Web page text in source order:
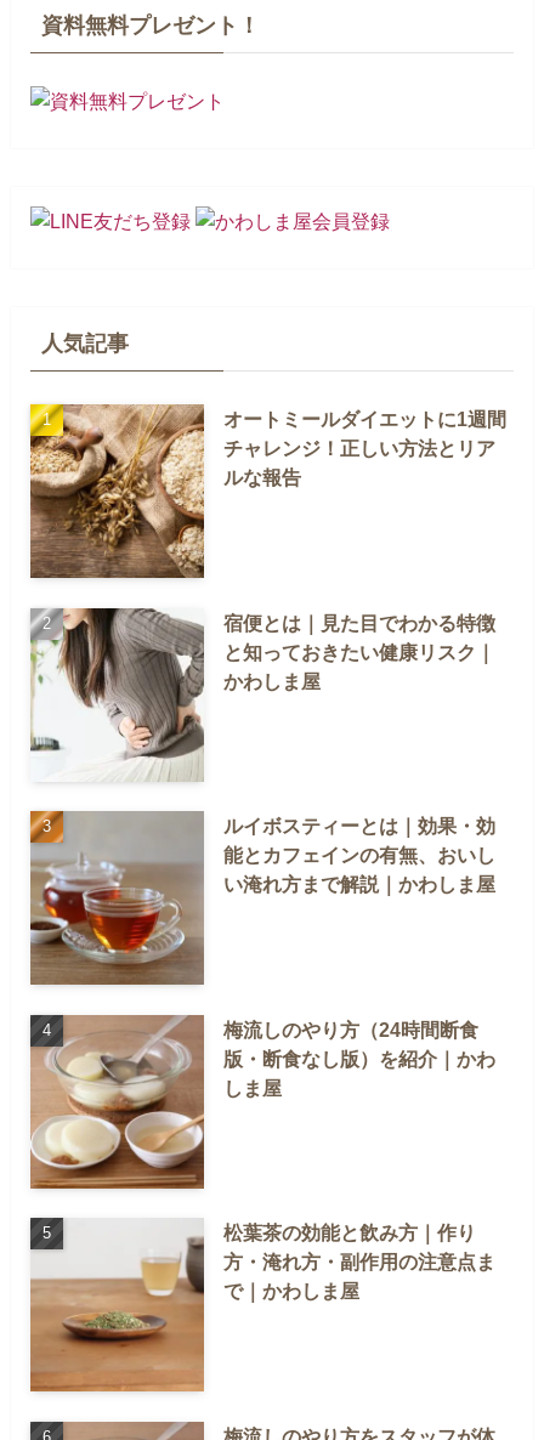
資料無料プレゼント！
人気記事
オートミールダイエットに1週間
チャレンジ！正しい方法とリア
ルな報告
宿便とは｜見た目でわかる特徴
と知っておきたい健康リスク｜
かわしま屋
ルイボスティーとは｜効果・効
能とカフェインの有無、おいし
い淹れ方まで解説｜かわしま屋
梅流しのやり方（24時間断食
版・断食なし版）を紹介｜かわ
しま屋
松葉茶の効能と飲み方｜作り
方・淹れ方・副作用の注意点ま
で｜かわしま屋